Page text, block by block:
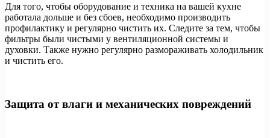
Для того, чтобы оборудование и техника на вашей кухне
работала дольше и без сбоев, необходимо производить
профилактику и регулярно чистить их. Следите за тем, чтобы
фильтры были чистыми у вентиляционной системы и
духовки. Также нужно регулярно размораживать холодильник
и чистить его.
Защита от влаги и механических повреждений